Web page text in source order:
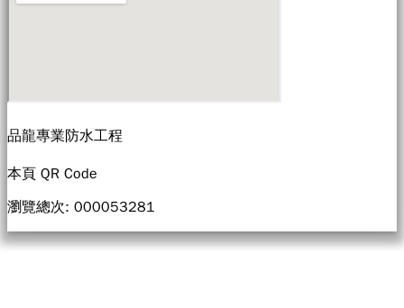
品龍專業防水工程
本頁 QR Code
瀏覽總次: 000053281